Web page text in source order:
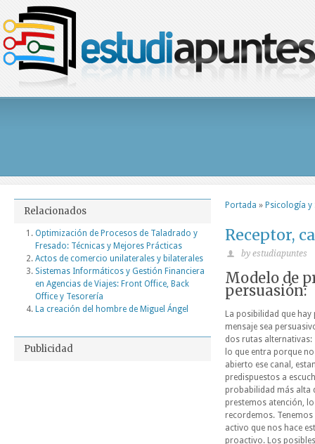
Portada » Psicología
Receptor,
by estudiapuntes
Modelo de
persuasión:
La posibilidad que hay
mensaje sea
dos rutas alternativas:
lo que entra porque
abierto ese canal,
predispuestos a
probabilidad más alta
prestemos atención,
recordemos.
activo que nos hace
proactivo. Los
Relacionados
Optimización de Procesos de Taladrado y
Fresado: Técnicas y Mejores Prácticas
Actos de comercio unilaterales y bilaterales
Sistemas Informáticos y Gestión Financiera
en Agencias de Viajes: Front Office, Back
Office y Tesorería
La creación del hombre de Miguel Ángel
Publicidad